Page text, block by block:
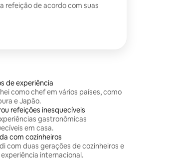
refeição de acordo com suas
de experiência
como chef em vários países, como
e Japão.
refeições inesquecíveis
gastronômicas
em casa.
com cozinheiros
com duas gerações de cozinheiros e
internacional.